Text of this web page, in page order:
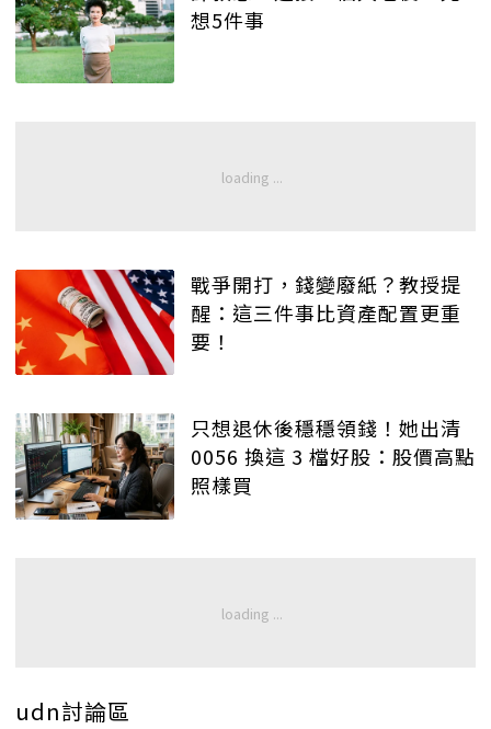
想5件事
戰爭開打，錢變廢紙？教授提
醒：這三件事比資產配置更重
要！
只想退休後穩穩領錢！她出清
0056 換這 3 檔好股：股價高點
照樣買
udn討論區